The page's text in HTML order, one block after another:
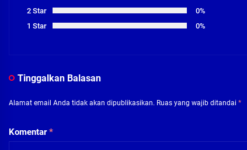
2 Star
0%
1 Star
0%
Tinggalkan Balasan
Alamat email Anda tidak akan dipublikasikan. Ruas yang wajib ditandai *
Komentar*